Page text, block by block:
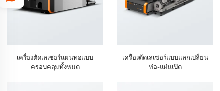
เครื่องตัดเลเซอร์แผ่นท่อแบบ
ครอบคลุมทั้งหมด
เครื่องตัดเลเซอร์แบบแลกเปลี่ยน
ท่อ-แผ่นเปิด